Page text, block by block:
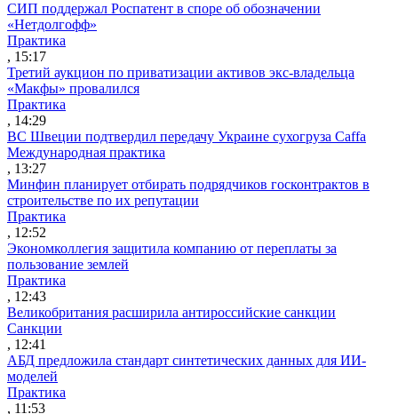
СИП поддержал Роспатент в споре об обозначении
«Нетдолгофф»
Практика
, 15:17
Третий аукцион по приватизации активов экс-владельца
«Макфы» провалился
Практика
, 14:29
ВС Швеции подтвердил передачу Украине сухогруза Caffa
Международная практика
, 13:27
Минфин планирует отбирать подрядчиков госконтрактов в
строительстве по их репутации
Практика
, 12:52
Экономколлегия защитила компанию от переплаты за
пользование землей
Практика
, 12:43
Великобритания расширила антироссийские санкции
Санкции
, 12:41
АБД предложила стандарт синтетических данных для ИИ-
моделей
Практика
, 11:53